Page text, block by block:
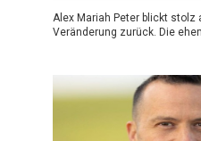
Alex Mariah Peter blickt stolz
Veränderung zurück. Die